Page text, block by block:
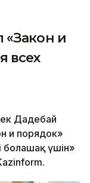
«Закон и
всех
Дадебай
и порядок»
болашақ үшін»